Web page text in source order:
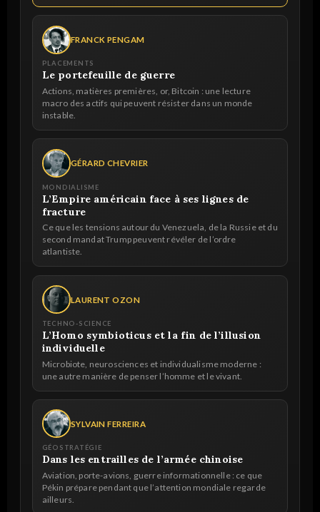
FRANCK PENGAM
PLACEMENTS
Le portefeuille de guerre
Actions, matières premières, or, Bitcoin : une lecture
macro des actifs qui peuvent résister dans un monde
instable.
GÉRARD CHEVRIER
MONDIALISME
L’Empire américain face à ses lignes de
fracture
Ce que les tensions autour du Venezuela, de la Russie et du
second mandat Trump peuvent révéler de l’ordre
atlantiste.
LAURENT OZON
TECHNO-SCIENCE
L’Homo symbioticus et la fin de l’illusion
individuelle
Microbiote, neurosciences et individualisme moderne :
une autre manière de penser l’homme et le vivant.
SYLVAIN FERREIRA
GÉOSTRATÉGIE
Dans les entrailles de l’armée chinoise
Aviation, porte-avions, guerre informationnelle : ce que
Pékin prépare pendant que l’attention mondiale regarde
ailleurs.